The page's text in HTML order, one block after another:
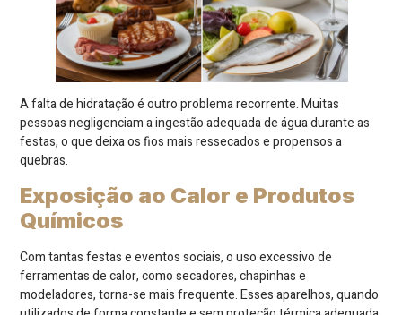
A falta de hidratação é outro problema recorrente. Muitas
pessoas negligenciam a ingestão adequada de água durante as
festas, o que deixa os fios mais ressecados e propensos a
quebras.
Exposição ao Calor e Produtos
Químicos
Com tantas festas e eventos sociais, o uso excessivo de
ferramentas de calor, como secadores, chapinhas e
modeladores, torna-se mais frequente. Esses aparelhos, quando